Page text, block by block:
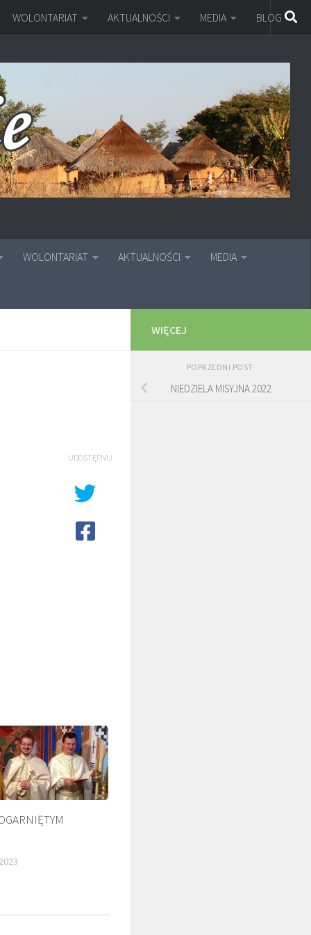
WOLONTARIAT AKTUALNOŚCI MEDIA BLOG
WOLONTARIAT AKTUALNOŚCI MEDIA
UDOSTĘPNIJ
WIĘCEJ
POPRZEDNI POST
NIEDZIELA MISYJNA 2022